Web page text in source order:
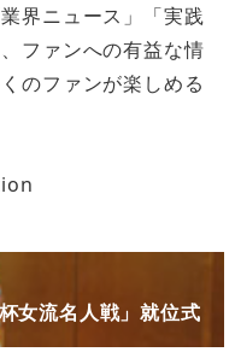
界ニュース」「実践
ファンへの有益な情
のファンが楽しめる
女流名人戦」就位式